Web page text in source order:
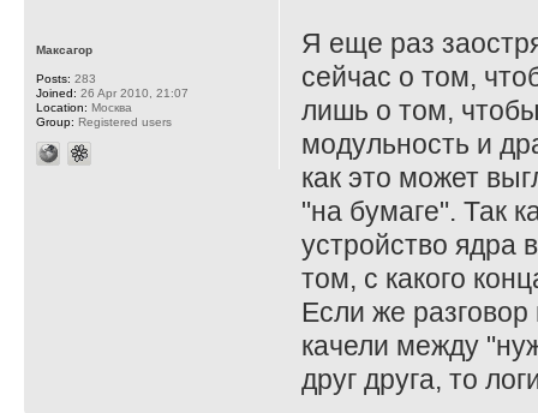
Я еще раз
сейчас о том,
лишь о том,
модульность и
как это может
"на бумаге". Так
устройство ядра
том, с какого
Если же разговор
качели между
друг друга, то
Максагор
Posts: 283
Joined: 26 Apr 2010, 21:07
Location: Москва
Group: Registered users